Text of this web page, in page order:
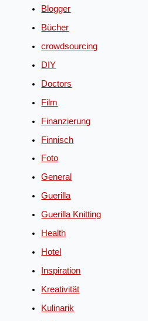
Blogger
Bücher
crowdsourcing
DIY
Doctors
Film
Finanzierung
Finnisch
Foto
General
Guerilla
Guerilla Knitting
Health
Hotel
Inspiration
Kreativität
Kulinarik